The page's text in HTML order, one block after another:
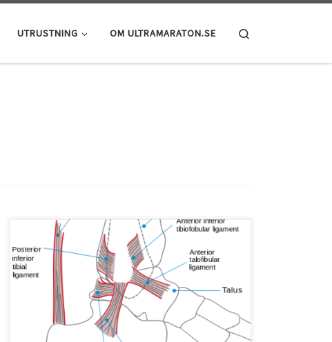
UTRUSTNING OM ULTRAMARATON.SE
Det var ett tag sen jag skrev och det beror helt enkelt
på att jag fick ont i fotleden för några veckor sen. Det
gjorde mig nedstämd och jag var orolig över att den
löpträning jag kommit igång med skulle få ett långt och
ofrivilligt uppehåll. Det som hände var […]